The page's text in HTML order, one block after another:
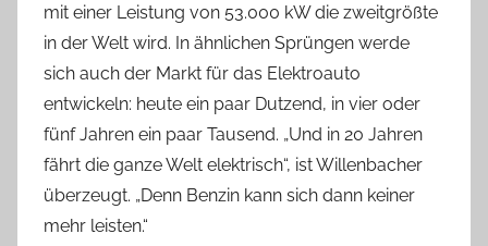
mit einer Leistung von 53.000 kW die zweitgrößte
in der Welt wird. In ähnlichen Sprüngen werde
sich auch der Markt für das Elektroauto
entwickeln: heute ein paar Dutzend, in vier oder
fünf Jahren ein paar Tausend. „Und in 20 Jahren
fährt die ganze Welt elektrisch“, ist Willenbacher
überzeugt. „Denn Benzin kann sich dann keiner
mehr leisten.“